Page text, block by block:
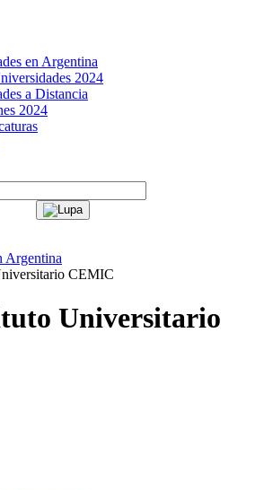
en Argentina
2024
a Distancia
2024
Argentina
CEMIC
Universitario